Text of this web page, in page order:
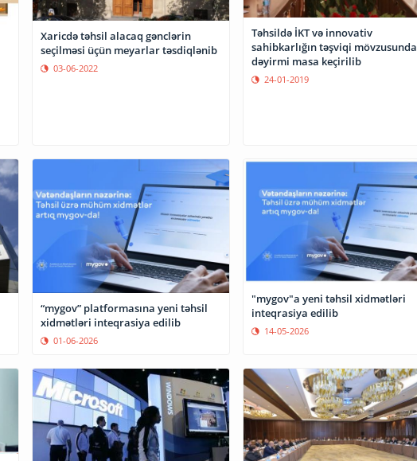
Xaricdə təhsil alacaq gənclərin
seçilməsi üçün meyarlar təsdiqlənib
03-06-2022
Təhsildə İKT və innovativ
sahibkarlığın təşviqi mövzusunda
dəyirmi masa keçirilib
24-01-2019
“mygov” platformasına yeni təhsil
xidmətləri inteqrasiya edilib
01-06-2026
"mygov"a yeni təhsil xidmətləri
inteqrasiya edilib
14-05-2026